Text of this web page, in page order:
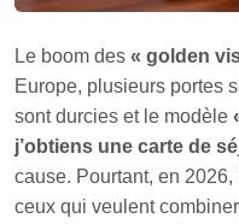
Le boom des « golden
Europe, plusieurs portes
sont durcies et le modèle
j’obtiens une carte de
cause. Pourtant, en
ceux qui veulent combiner